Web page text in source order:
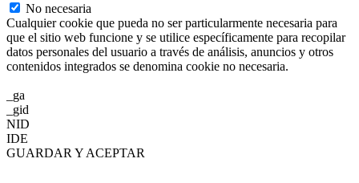
No necesaria
Cualquier cookie que pueda no ser particularmente necesaria para
que el sitio web funcione y se utilice específicamente para recopilar
datos personales del usuario a través de análisis, anuncios y otros
contenidos integrados se denomina cookie no necesaria.
_ga
_gid
NID
IDE
GUARDAR Y ACEPTAR